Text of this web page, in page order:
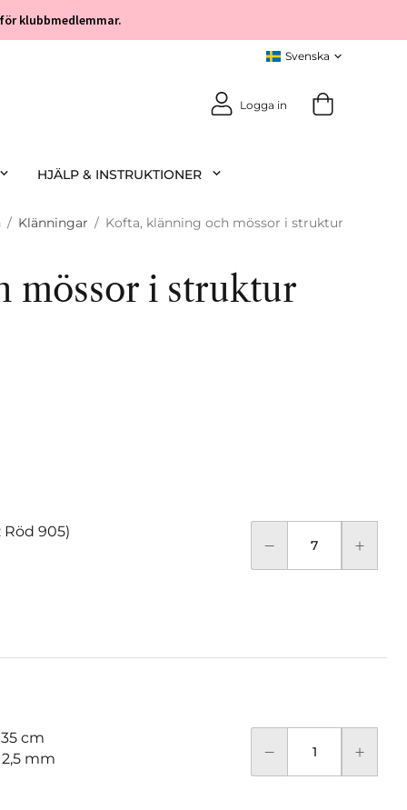
klubbmedlemmar.
Logga in
HJÄLP & INSTRUKTIONER
/ Klänningar / Kofta, klänning och mössor i struktur
mössor i struktur
Röd 905)
cm
mm